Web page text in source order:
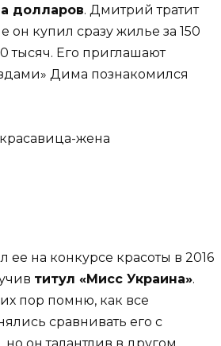
долларов. Дмитрий тратит
он купил сразу жилье за 150
тысяч. Его приглашают
Дима познакомился
на конкурсе красоты в 2016
титул «Мисс Украина».
пор помню, как все
сравнивать его с